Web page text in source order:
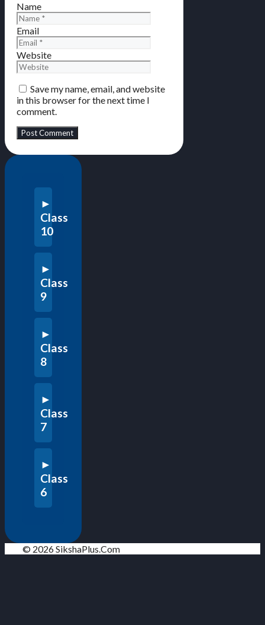
Name
Email
Website
Save my name, email, and website
in this browser for the next time I
comment.
Class
10
Class
9
Class
8
Class
7
Class
6
© 2026 SikshaPlus.Com